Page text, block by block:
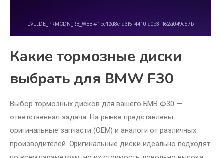
Какие тормозные диски
выбрать для BMW F30
Выбор тормозных дисков для вашего БМВ Ф30 —
ответственная задача. На рынке представлены
оригинальные запчасти (OEM) и аналоги от различных
производителей. Оригинальные диски идеально подходят